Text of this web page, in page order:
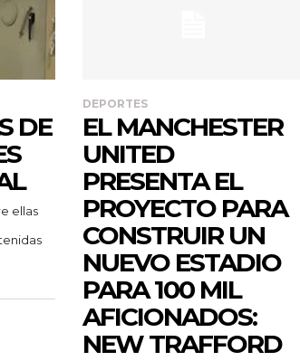
DE
ellas
DEPORTES
EL MANCHESTER
UNITED
PRESENTA EL
PROYECTO PARA
CONSTRUIR UN
NUEVO ESTADIO
PARA 100 MIL
AFICIONADOS:
NEW TRAFFORD